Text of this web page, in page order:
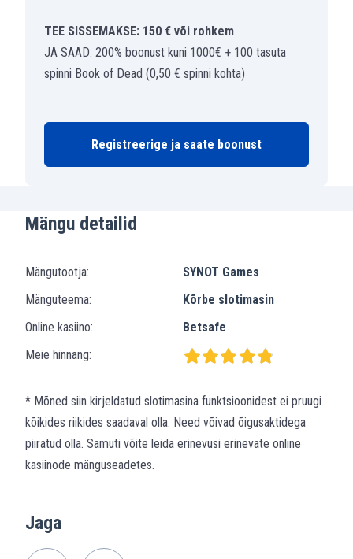
TEE SISSEMAKSE: 150 € või rohkem
JA SAAD: 200% boonust kuni 1000€ + 100 tasuta
spinni Book of Dead (0,50 € spinni kohta)
Registreerige ja saate boonust
Mängu detailid
Mängutootja:
SYNOT Games
Mänguteema:
Kõrbe slotimasin
Online kasiino:
Betsafe
Meie hinnang:
* Mõned siin kirjeldatud slotimasina funktsioonidest ei pruugi
kõikides riikides saadaval olla. Need võivad õigusaktidega
piiratud olla. Samuti võite leida erinevusi erinevate online
kasiinode mänguseadetes.
Jaga